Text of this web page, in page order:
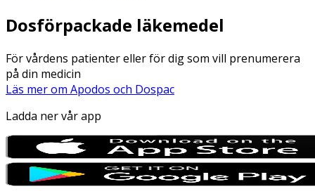
Dosförpackade läkemedel
För vårdens patienter eller för dig som vill prenumerera
på din medicin
Läs mer om Apodos och Dospac
Ladda ner vår app